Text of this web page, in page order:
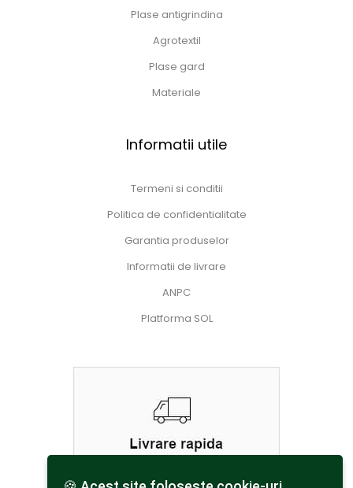
Plase antigrindina
Agrotextil
Plase gard
Materiale
Informatii utile
Termeni si conditii
Politica de confidentialitate
Garantia produselor
Informatii de livrare
ANPC
Platforma SOL